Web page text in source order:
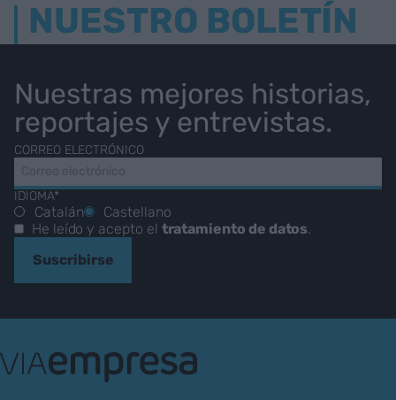
NUESTRO BOLETÍN
Nuestras mejores historias,
reportajes y entrevistas.
CORREO ELECTRÓNICO
IDIOMA*
Catalán
Castellano
He leído y acepto el tratamiento de datos.
Suscribirse